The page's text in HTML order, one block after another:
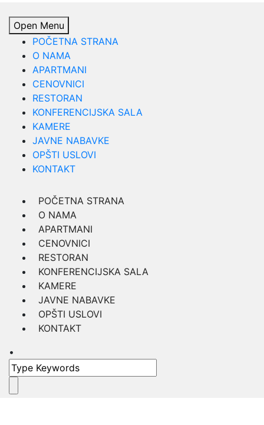
Open Menu
POČETNA STRANA
O NAMA
APARTMANI
CENOVNICI
RESTORAN
KONFERENCIJSKA SALA
KAMERE
JAVNE NABAVKE
OPŠTI USLOVI
KONTAKT
POČETNA STRANA
O NAMA
APARTMANI
CENOVNICI
RESTORAN
KONFERENCIJSKA SALA
KAMERE
JAVNE NABAVKE
OPŠTI USLOVI
KONTAKT
•